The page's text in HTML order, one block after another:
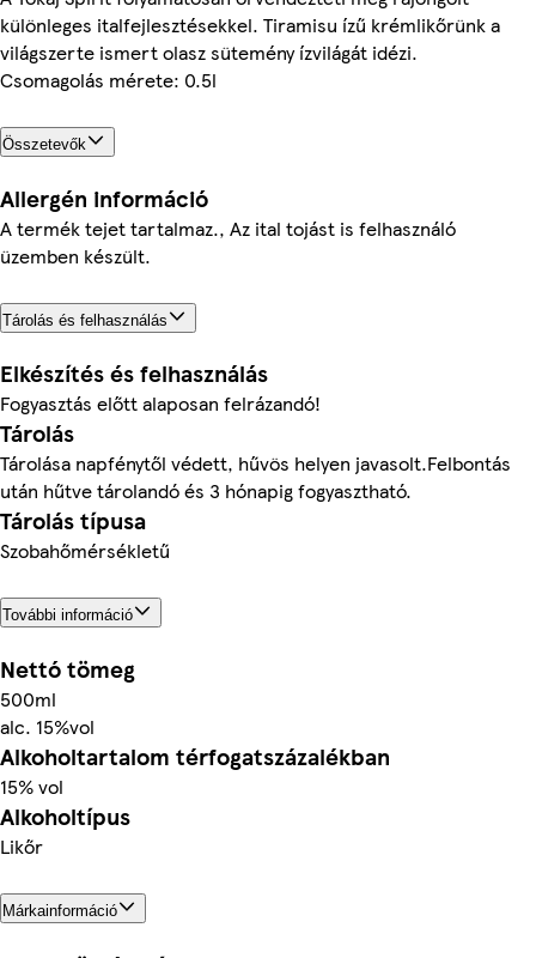
különleges italfejlesztésekkel. Tiramisu ízű krémlikőrünk a
világszerte ismert olasz sütemény ízvilágát idézi.
Csomagolás mérete: 0.5l
Összetevők
Allergén információ
A termék tejet tartalmaz., Az ital tojást is felhasználó
üzemben készült.
Tárolás és felhasználás
Elkészítés és felhasználás
Fogyasztás előtt alaposan felrázandó!
Tárolás
Tárolása napfénytől védett, hűvös helyen javasolt.Felbontás
után hűtve tárolandó és 3 hónapig fogyasztható.
Tárolás típusa
Szobahőmérsékletű
További információ
Nettó tömeg
500ml
alc. 15%vol
Alkoholtartalom térfogatszázalékban
15% vol
Alkoholtípus
Likőr
Márkainformáció